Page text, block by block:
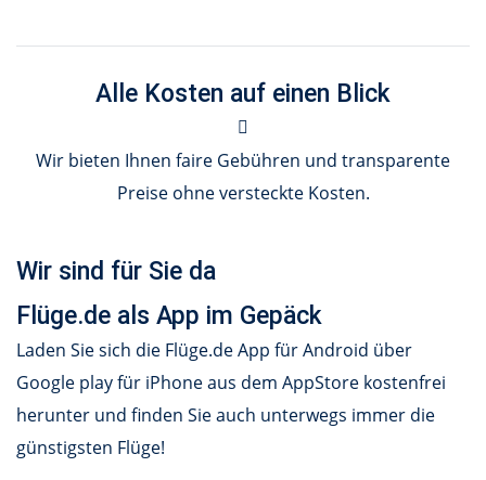
Alle Kosten auf einen Blick
Wir bieten Ihnen faire Gebühren und transparente
Preise ohne versteckte Kosten.
Wir sind für Sie da
Flüge.de als App im Gepäck
Laden Sie sich die Flüge.de App für Android über
Google play für iPhone aus dem AppStore kostenfrei
herunter und finden Sie auch unterwegs immer die
günstigsten Flüge!